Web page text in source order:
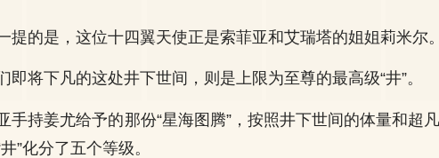
提的是，这位十四翼天使正是索菲亚和艾瑞塔的姐姐莉米尔。
即将下凡的这处井下世间，则是上限为至尊的最高级“井”。
手持姜尤给予的那份“星海图腾”，按照井下世间的体量和超
”化分了五个等级。